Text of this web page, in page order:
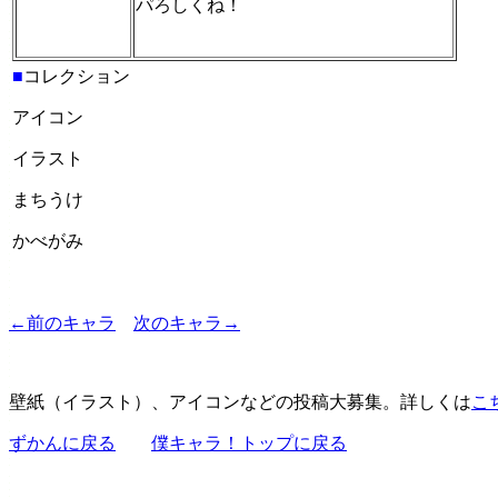
パろしくね！
■コレクション
アイコン
イラスト
まちうけ
かべがみ
←前のキャラ 次のキャラ→
壁紙（イラスト）、アイコンなどの投稿大募集。詳しくはこ
ずかんに戻る 僕キャラ！トップに戻る